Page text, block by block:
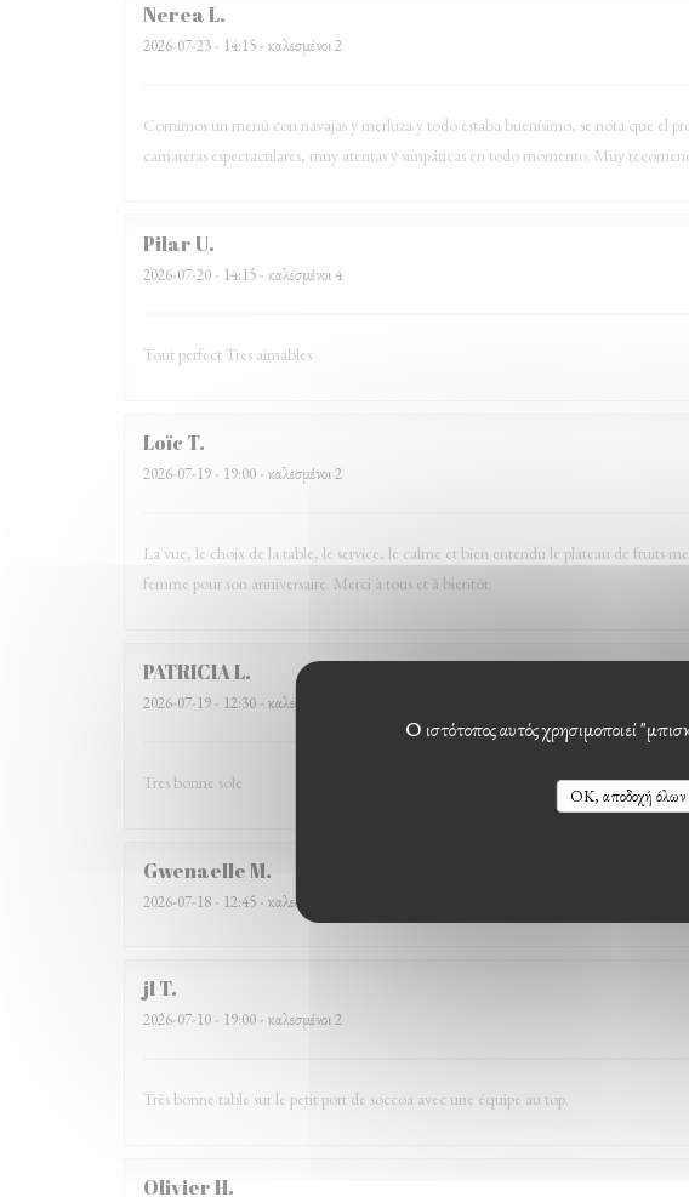
Ο ιστότοπος αυτός χρησιμοποιεί
OK, αποδοχή όλων
NereaL
2026-07-23 - 14:15 - καλεσμένοι 2
Comimos un menú con navajas y merluza y todo estaba buenísimo, se nota que el
camareras espectaculares, muy atentas y simpáticas en todo momento. Muy
PilarU
2026-07-20 - 14:15 - καλεσμένοι 4
Tout perfect Tres aimables
Loïc T
2026-07-19 - 19:00 - καλεσμένοι 2
La vue, le choix de la table, le service, le calme et bien entendu le plateau de fruits
femme pour son anniversaire. Merci à tous et à bientôt.
PATRICIAL
2026-07-19 - 12:30 - καλεσμένοι 3
Tres bonne sole
GwenaelleM
2026-07-18 - 12:45 - καλεσμένοι 6
jlT
2026-07-10 - 19:00 - καλεσμένοι 2
Très bonne table sur le petit port de soccoa avec une équipe au top.
OlivierH